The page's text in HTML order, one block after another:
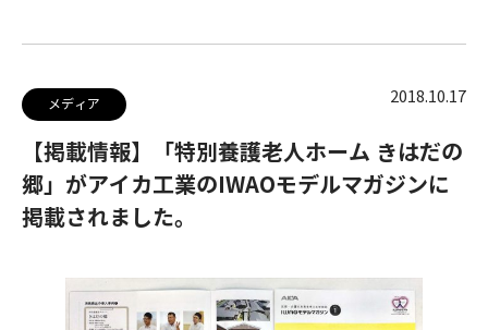
メディア 2018.10.17
【掲載情報】「特別養護老人ホーム きはだの
郷」がアイカ工業のIWAOモデルマガジンに
掲載されました。